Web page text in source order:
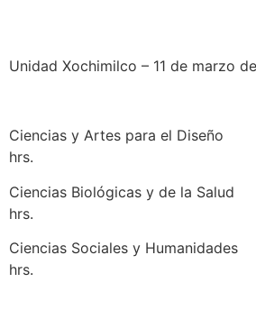
Unidad Xochimilco – 11 de marzo
Ciencias y Artes para el
hrs.
Ciencias Biológicas y de la
hrs.
Ciencias Sociales y
hrs.